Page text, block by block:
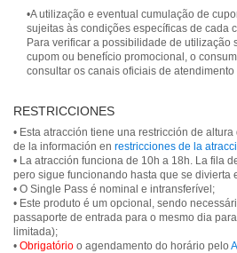
•A utilização e eventual cumulação de
sujeitas às condições específicas de cada
Para verificar a possibilidade de utilização
cupom ou benefício promocional, o
consultar os canais oficiais de
RESTRICCIONES
• Esta atracción tiene una restricción de
de la información en restricciones de la
• La atracción funciona de 10h a 18h. La fila
pero sigue funcionando hasta que se divierta
• O Single Pass é nominal e intransferível;
• Este produto é um opcional, sendo
passaporte de entrada para o mesmo dia
limitada);
• Obrigatório o agendamento do horário pelo